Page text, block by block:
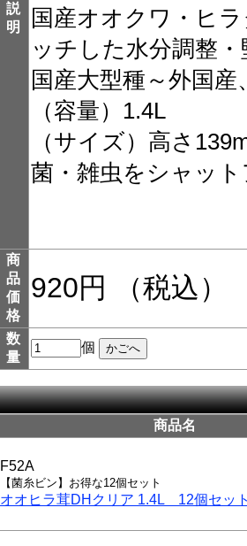
説
明
国産オオクワ・ヒ
ッチした水分調整
国産大型種～外国
（容量）1.4L
（サイズ）高さ
菌・雑虫をシャッ
商
品
価
格
920円 （税込）
数
量
個
商品名
F52A
【菌糸ビン】お得な12個セット
オオヒラ茸DHクリア 1.4L 12個セッ